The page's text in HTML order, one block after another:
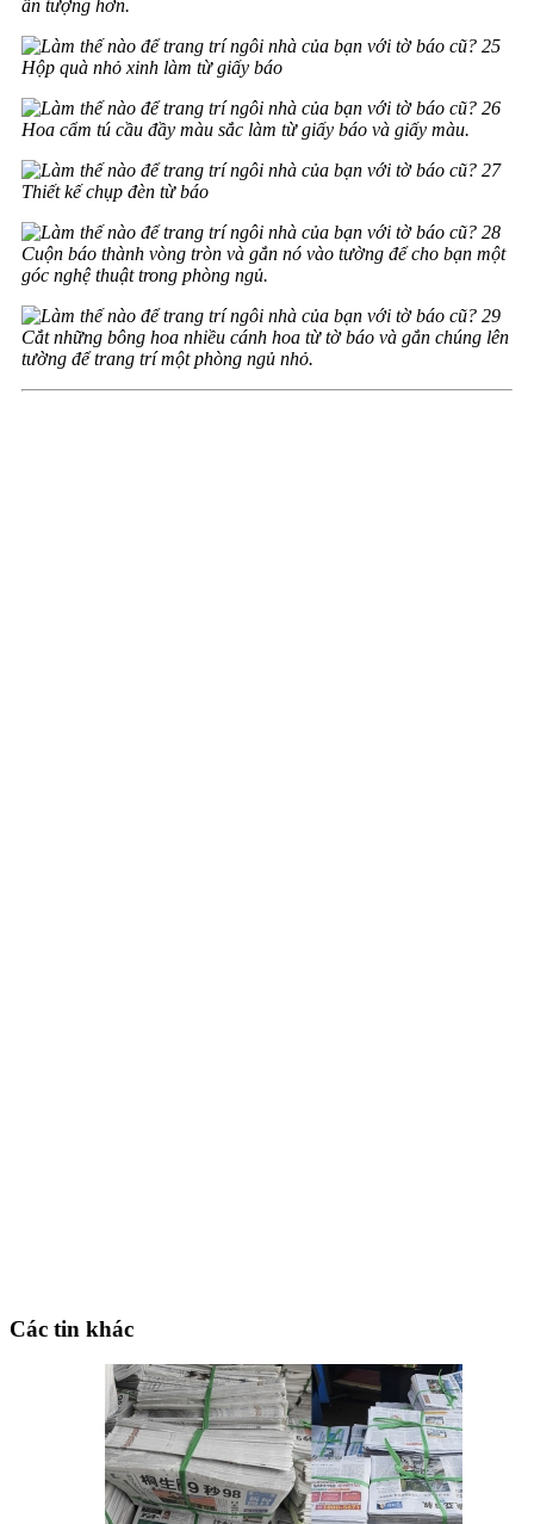
ấn tượng hơn.
Hộp quà nhỏ xinh làm từ giấy báo
Hoa cẩm tú cầu đầy màu sắc làm từ giấy báo và giấy màu.
Thiết kế chụp đèn từ báo
Cuộn báo thành vòng tròn và gắn nó vào tường để cho bạn một
góc nghệ thuật trong phòng ngủ.
Cắt những bông hoa nhiều cánh hoa từ tờ báo và gắn chúng lên
tường để trang trí một phòng ngủ nhỏ.
Các tin khác